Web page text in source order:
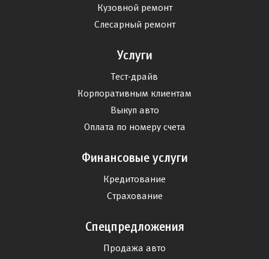
Кузовной ремонт
Слесарный ремонт
Услуги
Тест-драйв
Корпоративным клиентам
Выкуп авто
Оплата по номеру счета
Финансовые услуги
Кредитование
Страхование
Спецпредложения
Продажа авто